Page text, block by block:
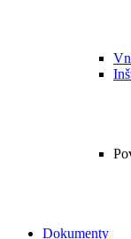
Dokumenty